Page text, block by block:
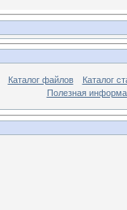
Каталог файлов
Каталог
Полезная